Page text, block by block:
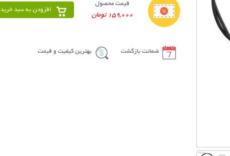
قیمت محصول
159,000 تومان
افزودن به سبد خرید
ضمانت بازگشت بهترین کیفیت و قیمت